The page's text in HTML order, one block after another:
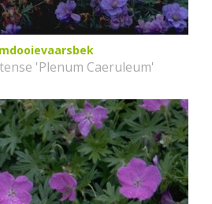
'Plenum Caeruleum'